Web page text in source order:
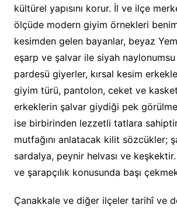
kültürel yapısını korur. İl ve ilçe
ölçüde modern giyim örnekleri
kesimden gelen bayanlar, beyaz
eşarp ve şalvar ile siyah
pardesü giyerler, kırsal kesim
giyim türü, pantolon, ceket ve
erkeklerin şalvar giydiği pek
ise birbirinden lezzetli tatlara
mutfağını anlatacak kilit sözcükler;
sardalya, peynir helvası ve keşkektir.
ve şarapçılık konusunda başı
Çanakkale ve diğer ilçeler tarihî ve